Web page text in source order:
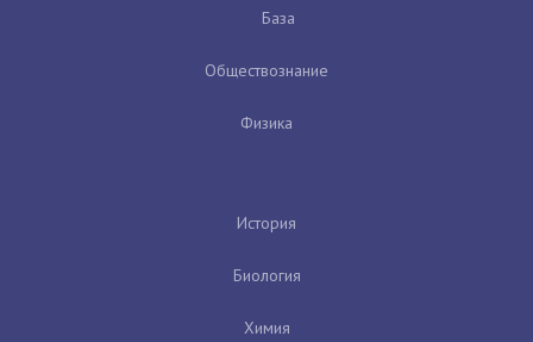
База
Обществознание
Физика
История
Биология
Химия